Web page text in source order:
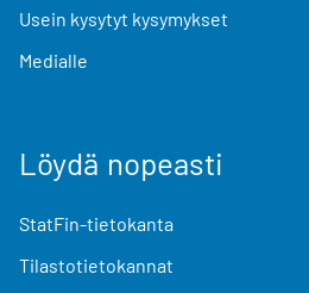
Usein kysytyt kysymykset
Medialle
Löydä nopeasti
StatFin-tietokanta
Tilastotietokannat